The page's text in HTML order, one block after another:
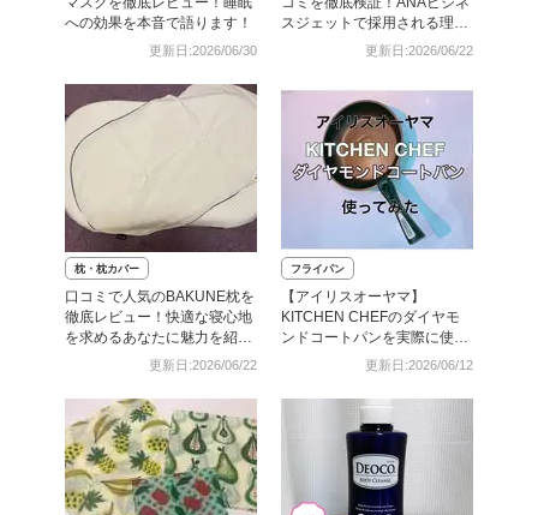
への効果を本音で語ります！
更新日:2026/06/30
スジェットで採用される理由
はここにあった！更新日:2026/06/22
枕・枕カバー
口コミで人気のBAKUNE枕を
徹底レビュー！快適な寝心地
を求めるあなたに魅力を紹
更新日:2026/06/22
フライパン
【アイリスオーヤマ】
KITCHEN CHEFのダイヤモ
ンドコートパンを実際に使っ
てみた！その実力はいかに…
更新日:2026/06/12